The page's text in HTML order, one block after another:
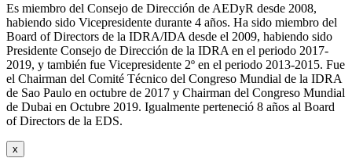
Es miembro del Consejo de Dirección de AEDyR desde 2008,
habiendo sido Vicepresidente durante 4 años. Ha sido miembro del
Board of Directors de la IDRA/IDA desde el 2009, habiendo sido
Presidente Consejo de Dirección de la IDRA en el periodo 2017-
2019, y también fue Vicepresidente 2º en el periodo 2013-2015. Fue
el Chairman del Comité Técnico del Congreso Mundial de la IDRA
de Sao Paulo en octubre de 2017 y Chairman del Congreso Mundial
de Dubai en Octubre 2019. Igualmente perteneció 8 años al Board
of Directors de la EDS.
x